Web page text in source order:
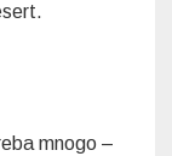
mnogo –